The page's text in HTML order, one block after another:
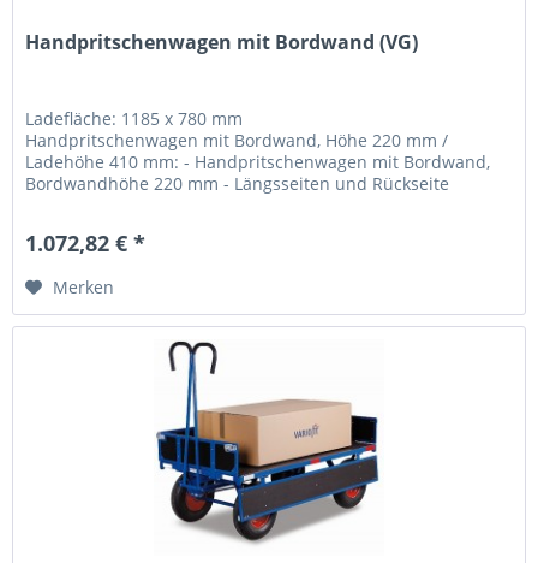
Handpritschenwagen mit Bordwand (VG)
Ladefläche: 1185 x 780 mm
Handpritschenwagen mit Bordwand, Höhe 220 mm /
Ladehöhe 410 mm: - Handpritschenwagen mit Bordwand,
Bordwandhöhe 220 mm - Längsseiten und Rückseite
1.072,82 € *
Merken